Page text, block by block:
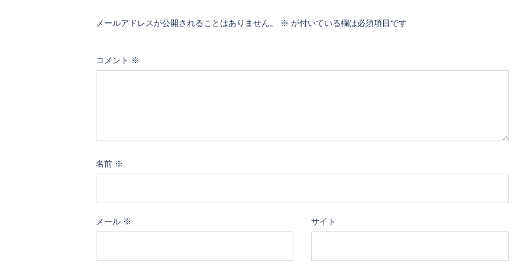
メールアドレスが公開されることはありません。 ※ が付いている欄は必須項目です
コメント ※
名前 ※
メール ※ サイト